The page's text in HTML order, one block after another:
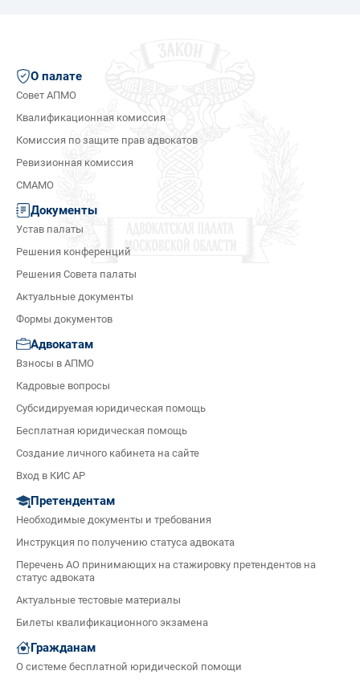
О палате
Совет АПМО
Квалификационная комиссия
Комиссия по защите прав адвокатов
Ревизионная комиссия
СМАМО
Документы
Устав палаты
Решения конференций
Решения Совета палаты
Актуальные документы
Формы документов
Адвокатам
Взносы в АПМО
Кадровые вопросы
Субсидируемая юридическая помощь
Бесплатная юридическая помощь
Создание личного кабинета на сайте
Вход в КИС АР
Претендентам
Необходимые документы и требования
Инструкция по получению статуса адвоката
Перечень АО принимающих на стажировку претендентов на
статус адвоката
Актуальные тестовые материалы
Билеты квалификационного экзамена
Гражданам
О системе бесплатной юридической помощи